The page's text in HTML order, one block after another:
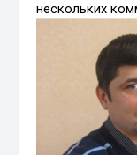
нескольких